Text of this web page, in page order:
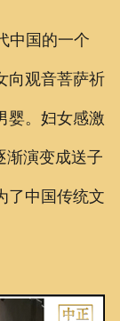
中国的一个
向观音菩萨祈
婴。妇女感激
渐演变成送子
了中国传统文